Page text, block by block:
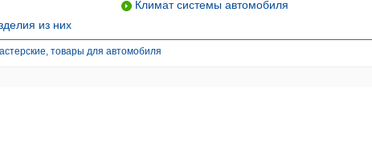
из них
Климат системы автомобиля
товары для автомобиля